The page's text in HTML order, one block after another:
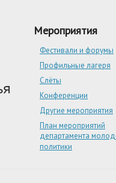
Мероприятия
Фестивали и форумы
Профильные лагеря
Слёты
Конференции
Другие мероприятия
План мероприятий
департамента
политики